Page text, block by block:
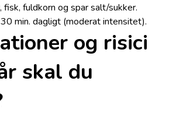
fuldkorn og spar salt/sukker.
min. dagligt (moderat intensitet).
og risici
skal du